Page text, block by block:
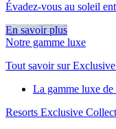
Évadez-vous au soleil
En savoir plus
Notre gamme luxe
Tout savoir sur
La gamme luxe
Resorts Exclusive